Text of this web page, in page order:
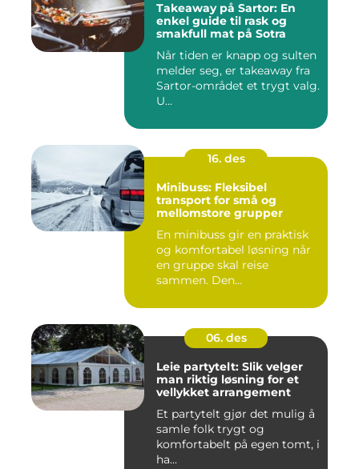
Takeaway på Sartor: En
enkel guide til rask og
smakfull mat på Sotra
Når tiden er knapp og sulten
melder seg, er takeaway fra
Sartor-området et trygt valg.
U...
16. des
Minibuss: Fleksibel
transport for små og
mellomstore grupper
En minibuss gir en praktisk
og komfortabel løsning når
en gruppe skal reise
sammen. Den...
06. des
Leie partytelt: Slik velger
man riktig løsning for et
vellykket arrangement
Et partytelt gjør det mulig å
samle folk trygt og
komfortabelt på egen tomt, i
ha...